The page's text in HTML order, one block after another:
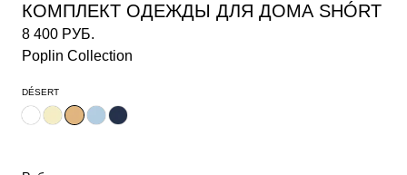
КОМПЛЕКТ ОДЕЖДЫ ДЛЯ ДОМА SHÓRT
8 400 РУБ.
Poplin Collection
DÉSERT